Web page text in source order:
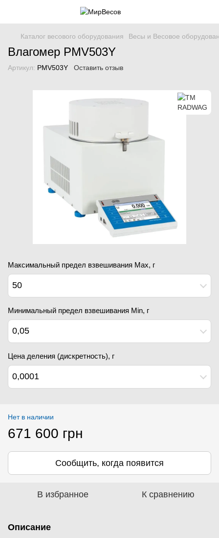
Каталог весового оборудования Весы и Весовое
Влагомер PMV503Y
Артикул: PMV503Y Оставить отзыв
Максимальный предел взвешивания Мах, г
50
Минимальный предел взвешивания Min, г
0,05
Цена деления (дискретность), г
0,0001
Нет в наличии
671 600 грн
Сообщить, когда появится
В избранное К сравнению
Описание